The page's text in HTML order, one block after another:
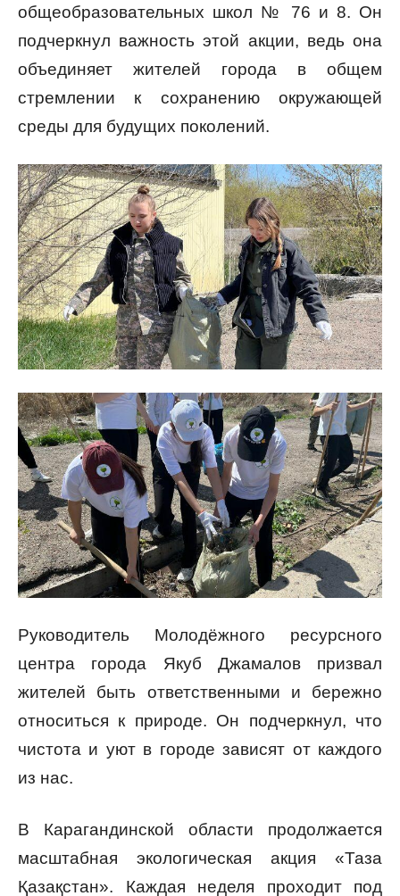
общеобразовательных школ № 76 и 8. Он
подчеркнул важность этой акции, ведь она
объединяет жителей города в общем
стремлении к сохранению окружающей
среды для будущих поколений.
Руководитель Молодёжного ресурсного
центра города Якуб Джамалов призвал
жителей быть ответственными и бережно
относиться к природе. Он подчеркнул, что
чистота и уют в городе зависят от каждого
из нас.
В Карагандинской области продолжается
масштабная экологическая акция «Таза
Қазақстан». Каждая неделя проходит под